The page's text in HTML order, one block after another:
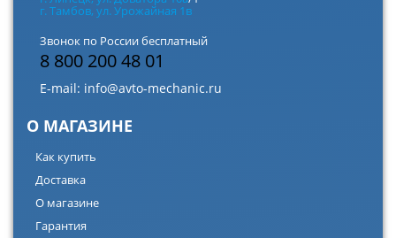
г. Тамбов, ул. Урожайная 1в
Звонок по России бесплатный
8 800 200 48 01
E-mail: info@avto-mechanic.ru
О МАГАЗИНЕ
Как купить
Доставка
О магазине
Гарантия